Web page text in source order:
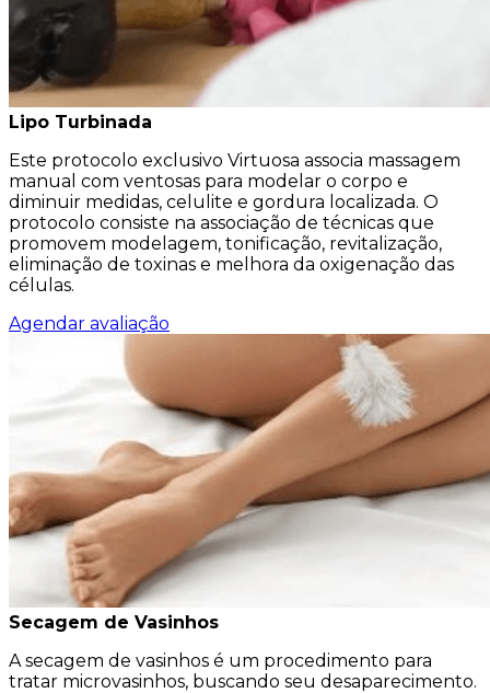
Lipo Turbinada
Este protocolo exclusivo Virtuosa associa massagem
manual com ventosas para modelar o corpo e
diminuir medidas, celulite e gordura localizada. O
protocolo consiste na associação de técnicas que
promovem modelagem, tonificação, revitalização,
eliminação de toxinas e melhora da oxigenação das
células.
Agendar avaliação
Secagem de Vasinhos
A secagem de vasinhos é um procedimento para
tratar microvasinhos, buscando seu desaparecimento.